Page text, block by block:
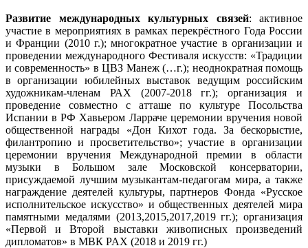
Развитие международных культурных связей: активное
участие в мероприятиях в рамках перекрёстного Года России
и Франции (2010 г.); многократное участие в организации и
проведении международного Фестиваля искусств: «Традиции
и современность» в ЦВЗ Манеж (…г.); неоднократная помощь
в организации юбилейных выставок ведущим российским
художникам-членам РАХ (2007-2018 гг.); организация и
проведение совместно с атташе по культуре Посольства
Испании в РФ Хавьером Ларраче церемонии вручения новой
общественной награды «Дон Кихот года. За бескорыстие,
филантропию и просветительство»; участие в организации
церемонии вручения Международной премии в области
музыки в Большом зале Московской консерватории,
присуждаемой лучшим музыкантам-педагогам мира, а также
награждение деятелей культуры, партнеров Фонда «Русское
исполнительское искусство» и общественных деятелей мира
памятными медалями (2013,2015,2017,2019 гг.); организация
«Первой и Второй выставки живописных произведений
дипломатов» в МВК PAX (2018 и 2019 гг.)